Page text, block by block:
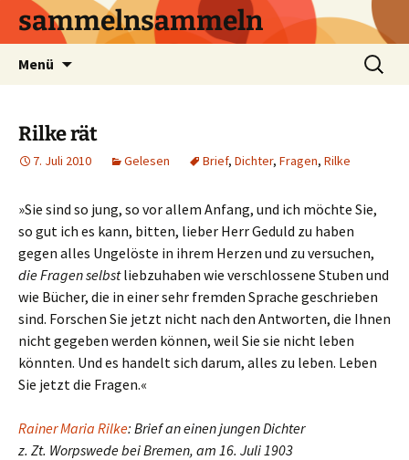
sammelnsammeln
Menü
Suchen
nach:
Rilke rät
7. Juli 2010 Gelesen Brief, Dichter, Fragen, Rilke
»Sie sind so jung, so vor allem Anfang, und ich möchte Sie,
so gut ich es kann, bitten, lieber Herr Geduld zu haben
gegen alles Ungelöste in ihrem Herzen und zu versuchen,
die Fragen selbstliebzuhaben wie verschlossene Stuben und
wie Bücher, die in einer sehr fremden Sprache geschrieben
sind. Forschen Sie jetzt nicht nach den Antworten, die Ihnen
nicht gegeben werden können, weil Sie sie nicht leben
könnten. Und es handelt sich darum, alles zu leben. Leben
Sie jetzt die Fragen.«
Rainer Maria Rilke: Brief an einen jungen Dichter
z. Zt. Worpswede bei Bremen, am 16. Juli 1903